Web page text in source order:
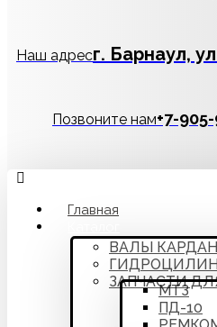
Наш адресг. Барнаул,
Позвоните нам‪+7-
Главная
ВАЛЫ
ЗАПЧАСТИ
МТЗ
ПД-10